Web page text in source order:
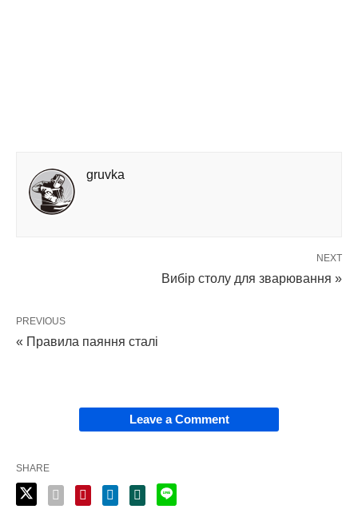
gruvka
NEXT
Вибір столу для зварювання »
PREVIOUS
« Правила паяння сталі
Leave a Comment
SHARE